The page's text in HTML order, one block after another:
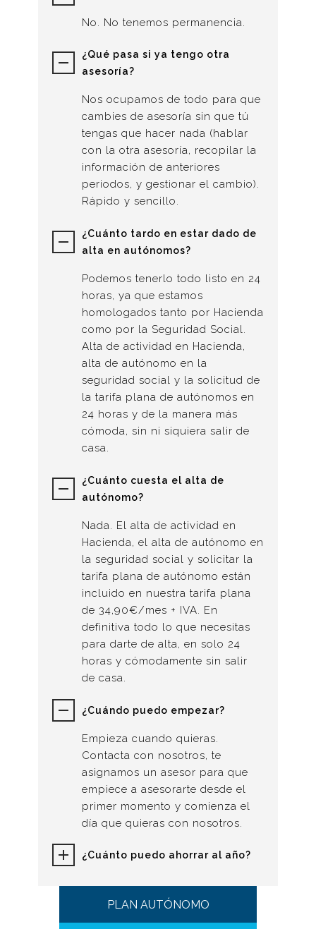
No. No tenemos permanencia.
¿Qué pasa si ya tengo otra
asesoría?
Nos ocupamos de todo para que
cambies de asesoría sin que tú
tengas que hacer nada (hablar
con la otra asesoría, recopilar la
información de anteriores
periodos, y gestionar el cambio).
Rápido y sencillo.
¿Cuánto tardo en estar dado de
alta en autónomos?
Podemos tenerlo todo listo en 24
horas, ya que estamos
homologados tanto por Hacienda
como por la Seguridad Social.
Alta de actividad en Hacienda,
alta de autónomo en la
seguridad social y la solicitud de
la tarifa plana de autónomos en
24 horas y de la manera más
cómoda, sin ni siquiera salir de
casa.
¿Cuánto cuesta el alta de
autónomo?
Nada. El alta de actividad en
Hacienda, el alta de autónomo en
la seguridad social y solicitar la
tarifa plana de autónomo están
incluido en nuestra tarifa plana
de 34,90€/mes + IVA. En
definitiva todo lo que necesitas
para darte de alta, en solo 24
horas y cómodamente sin salir
de casa.
¿Cuándo puedo empezar?
Empieza cuando quieras.
Contacta con nosotros, te
asignamos un asesor para que
empiece a asesorarte desde el
primer momento y comienza el
día que quieras con nosotros.
¿Cuánto puedo ahorrar al año?
PLAN AUTÓNOMO